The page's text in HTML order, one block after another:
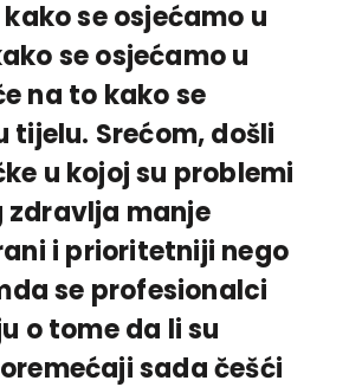
se osjećamo u
se osjećamo u
na to kako se
tijelu. Srećom, došli
u kojoj su problemi
zdravlja manje
i prioritetniji nego
se profesionalci
o tome da li su
sada češći